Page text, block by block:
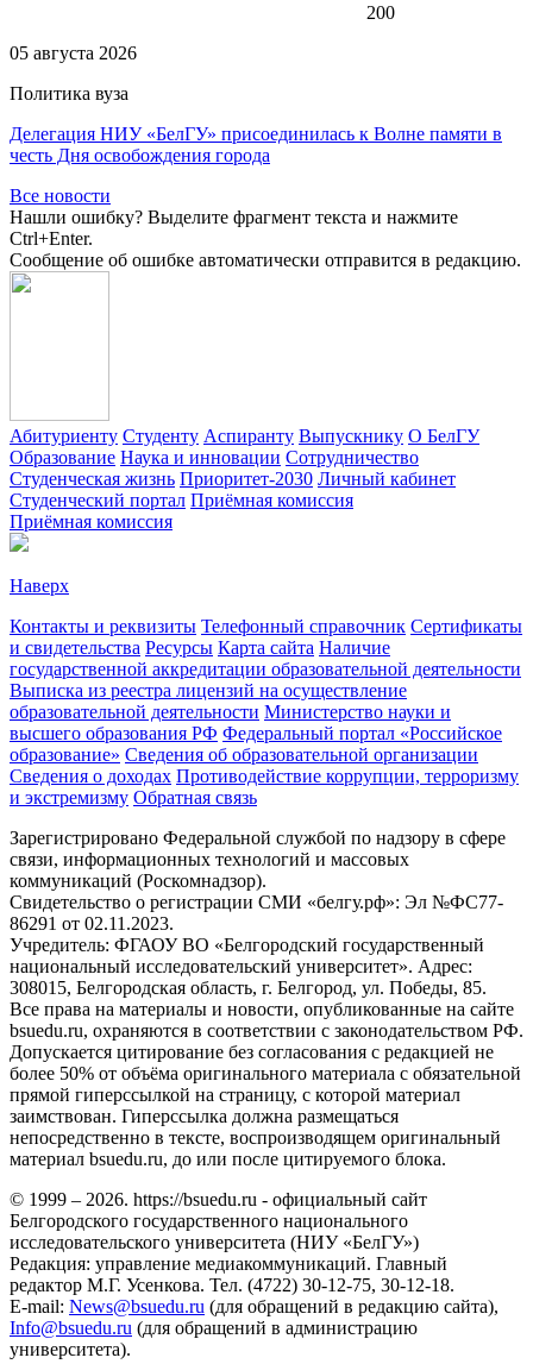
200
05 августа 2026
Политика вуза
Делегация НИУ «БелГУ» присоединилась к Волне памяти в
честь Дня освобождения города
Все новости
Нашли ошибку? Выделите фрагмент текста и нажмите
Ctrl+Enter.
Сообщение об ошибке автоматически отправится в редакцию.
Абитуриенту Студенту Аспиранту Выпускнику О БелГУ
Образование Наука и инновации Сотрудничество
Студенческая жизнь Приоритет-2030 Личный кабинет
Студенческий портал Приёмная комиссия
Приёмная комиссия
Наверх
Контакты и реквизиты Телефонный справочник Сертификаты
и свидетельства Ресурсы Карта сайта Наличие
государственной аккредитации образовательной деятельности
Выписка из реестра лицензий на осуществление
образовательной деятельности Министерствo науки и
высшего образования РФ Федеральный портал «Российское
образование» Сведения об образовательной организации
Сведения о доходах Противодействие коррупции, терроризму
и экстремизму Обратная связь
Зарегистрировано Федеральной службой по надзору в сфере
связи, информационных технологий и массовых
коммуникаций (Роскомнадзор).
Свидетельство о регистрации СМИ «белгу.рф»: Эл №ФС77-
86291 от 02.11.2023.
Учредитель: ФГАОУ ВО «Белгородский государственный
национальный исследовательский университет». Адрес:
308015, Белгородская область, г. Белгород, ул. Победы, 85.
Все права на материалы и новости, опубликованные на сайте
bsuedu.ru, охраняются в соответствии с законодательством РФ.
Допускается цитирование без согласования с редакцией не
более 50% от объёма оригинального материала с обязательной
прямой гиперссылкой на страницу, с которой материал
заимствован. Гиперссылка должна размещаться
непосредственно в тексте, воспроизводящем оригинальный
материал bsuedu.ru, до или после цитируемого блока.
© 1999 – 2026. https://bsuedu.ru - официальный сайт
Белгородского государственного национального
исследовательского университета (НИУ «БелГУ»)
Редакция: управление медиакоммуникаций. Главный
редактор М.Г. Усенкова. Тел. (4722) 30-12-75, 30-12-18.
E-mail: News@bsuedu.ru (для обращений в редакцию сайта),
Info@bsuedu.ru (для обращений в администрацию
университета).